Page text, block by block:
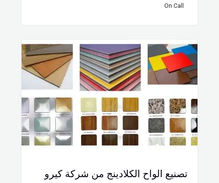
On Call
تصنيع الواح الكلادينج من شركة كيرو